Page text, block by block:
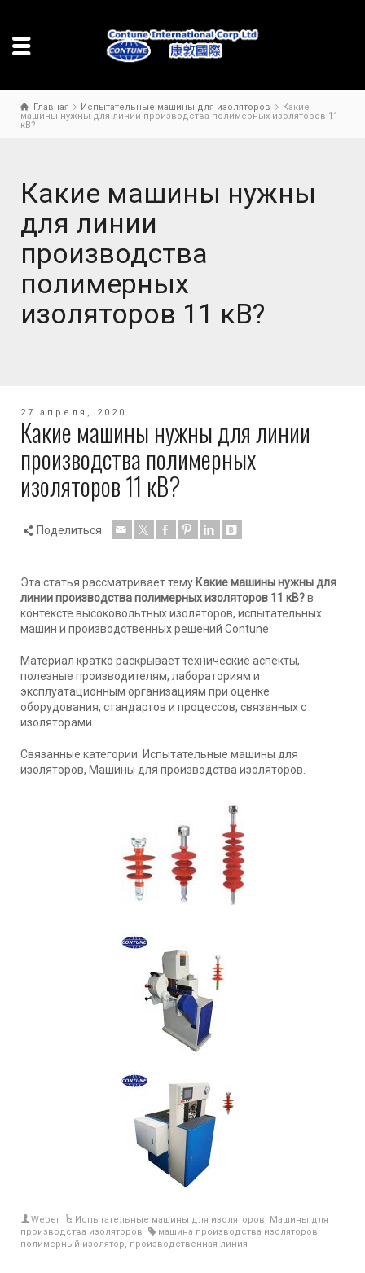
Главная Испытательные машины для изоляторов
Какие
машины нужны для линии производства полимерных изоляторов 11
кВ?
Какие машины нужны
для линии
производства
полимерных
изоляторов 11 кВ?
27 апреля, 2020
Какие машины нужны для линии
производства полимерных
изоляторов 11 кВ?
Поделиться
Эта статья рассматривает тему Какие машины нужны для
линии производства полимерных изоляторов 11 кВ?в
контексте высоковольтных изоляторов, испытательных
машин и производственных решений Contune.
Материал кратко раскрывает технические аспекты,
полезные производителям, лабораториям и
эксплуатационным организациям при оценке
оборудования, стандартов и процессов, связанных с
изоляторами.
Связанные категории: Испытательные машины для
изоляторов, Машины для производства изоляторов.
Weber Испытательные машины для изоляторов, Машины для
производства изоляторов
машина производства изоляторов,
полимерный изолятор, производственная линия